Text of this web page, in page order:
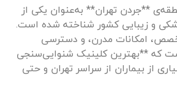
**جردن تهران** به‌عنوان یکی از
و زیبایی کشور شناخته شده است.
امکانات مدرن، و دسترسی
که **بهترین کلینیک شنوایی‌سنجی
از بیماران از سراسر تهران و حتی